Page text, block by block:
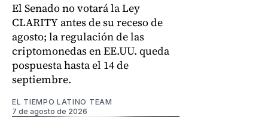
El Senado no votará la Ley
CLARITY antes de su receso de
agosto; la regulación de las
criptomonedas en EE.UU. queda
pospuesta hasta el 14 de
septiembre.
EL TIEMPO LATINO TEAM
7 de agosto de 2026